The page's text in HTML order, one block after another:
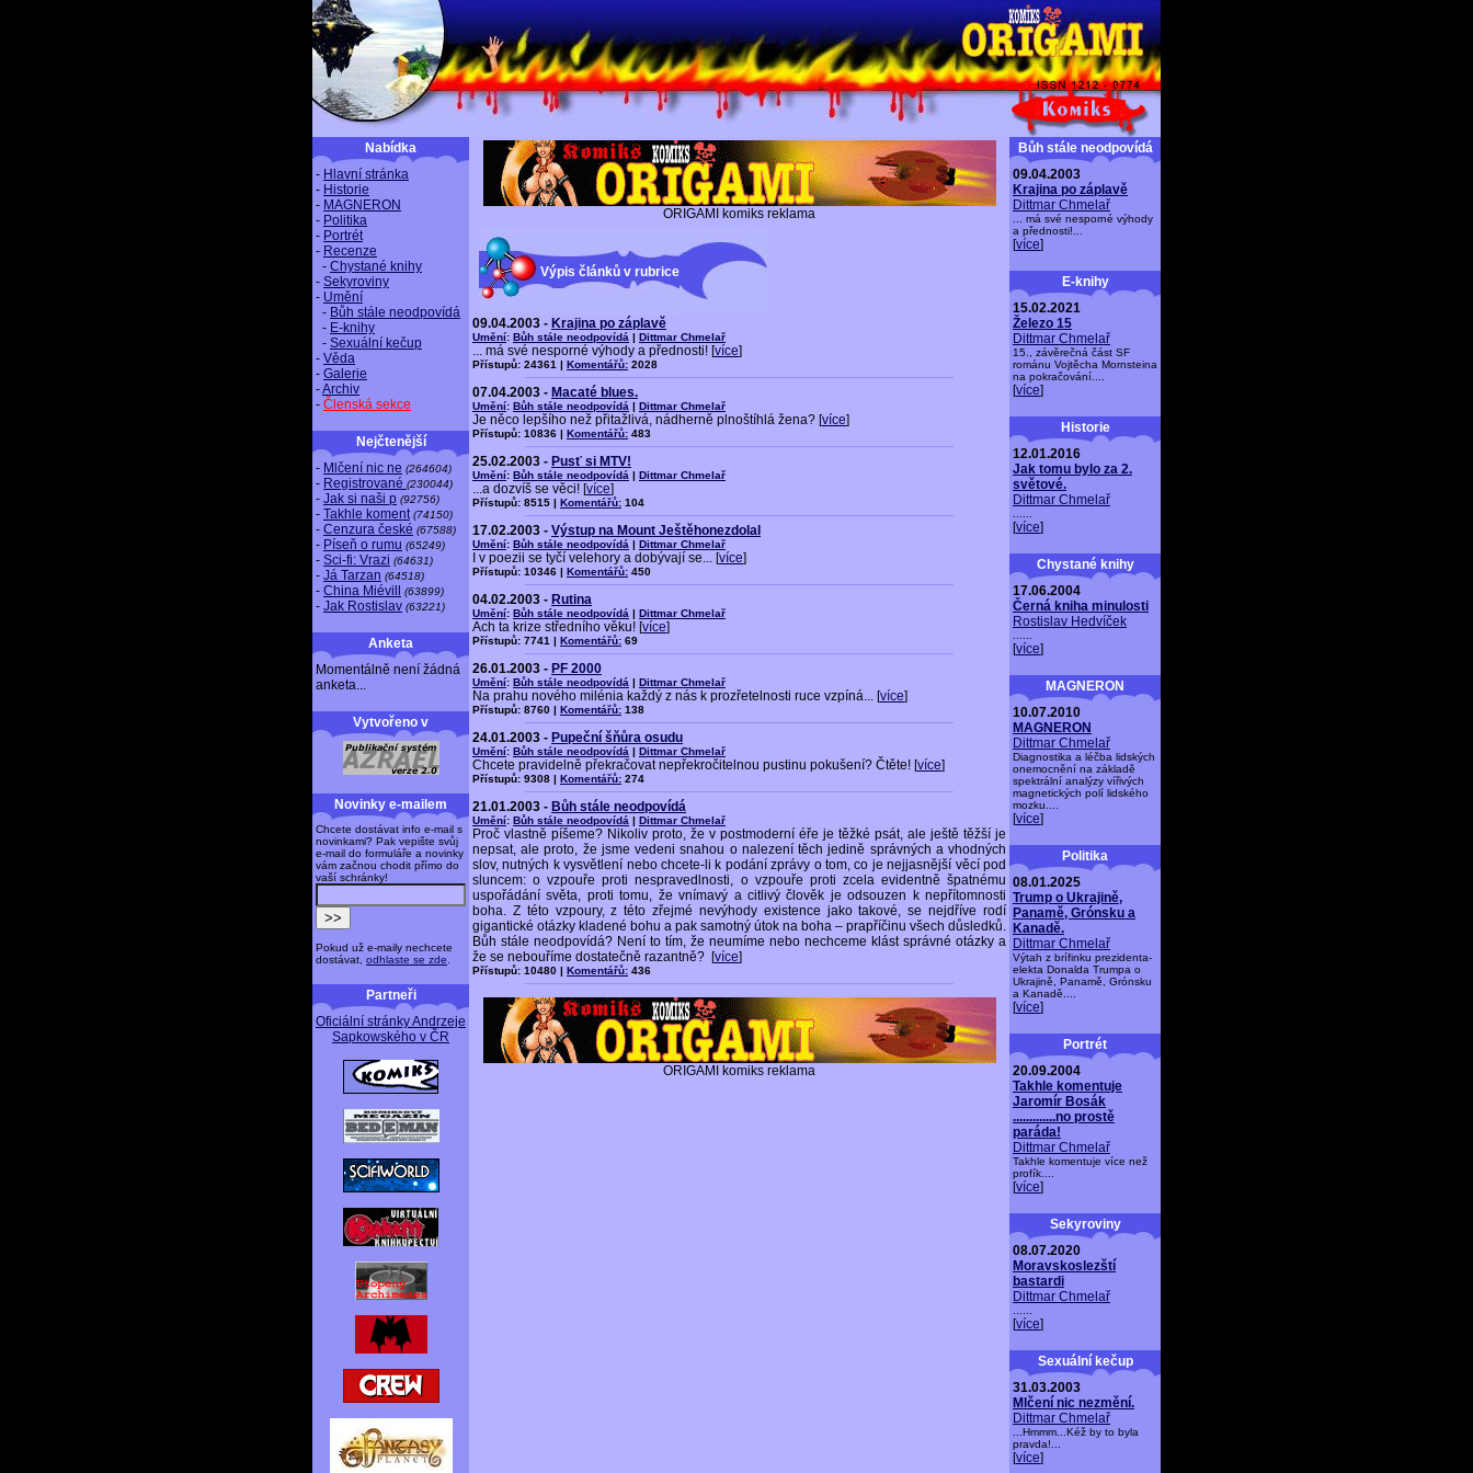
Nabídka
- Hlavní stránka
- Historie
- MAGNERON
- Politika
- Portrét
- Recenze
- Chystané knihy
- Sekyroviny
- Umění
- Bůh stále neodpovídá
- E-knihy
- Sexuální kečup
- Věda
- Galerie
-Archiv
- Členská sekce
Nejčtenější
- Mlčení nic ne (264604)
- Registrované (230044)
- Jak si naši p (92756)
- Takhle koment (74150)
- Cenzura české (67588)
- Píseň o rumu (65249)
- Sci-fi: Vrazi (64631)
- Já Tarzan (64518)
- China Miévill (63899)
- Jak Rostislav (63221)
Anketa
Momentálně není žádná
anketa...
Vytvořeno v
Novinky e-mailem
Chcete dostávat info e-mail s
novinkami? Pak vepište svůj
e-mail do formuláře a novinky
vám začnou chodit přímo do
vaší schránky!
Pokud už e-maily nechcete
dostávat, odhlaste se zde
Partneři
Oficiální stránky Andrzeje
Sapkowského v ČR
ORIGAMI komiks reklama
Výpis článků v rubrice
09.04.2003 - Krajina po záplavě
Umění: Bůh stále neodpovídá | Dittmar Chmelař
... má své nesporné výhody a přednosti! [více]
Přístupů: 24361 | Komentářů: 2028
07.04.2003 - Macaté blues.
Umění: Bůh stále neodpovídá | Dittmar Chmelař
Je něco lepšího než přitažlivá, nádherně plnoštíhlá žena? [více]
Přístupů: 10836 | Komentářů: 483
25.02.2003 - Pusť si MTV!
Umění: Bůh stále neodpovídá | Dittmar Chmelař
...a dozvíš se věci! [více]
Přístupů: 8515 | Komentářů: 104
17.02.2003 - Výstup na Mount Ještěhonezdolal
Umění: Bůh stále neodpovídá | Dittmar Chmelař
I v poezii se tyčí velehory a dobývají se... [více]
Přístupů: 10346 | Komentářů: 450
04.02.2003 - Rutina
Umění: Bůh stále neodpovídá | Dittmar Chmelař
Ach ta krize středního věku! [více]
Přístupů: 7741 | Komentářů: 69
26.01.2003 - PF 2000
Umění: Bůh stále neodpovídá | Dittmar Chmelař
Na prahu nového milénia každý z nás k prozřetelnosti ruce vzpíná... [více]
Přístupů: 8760 | Komentářů: 138
24.01.2003 - Pupeční šňůra osudu
Umění: Bůh stále neodpovídá | Dittmar Chmelař
Chcete pravidelně překračovat nepřekročitelnou pustinu pokušení? Čtěte! [více]
Přístupů: 9308 | Komentářů: 274
21.01.2003 - Bůh stále neodpovídá
Umění: Bůh stále neodpovídá | Dittmar Chmelař
Proč vlastně píšeme? Nikoliv proto, že v postmoderní éře je těžké psát, ale ještě těžší je
nepsat, ale proto, že jsme vedeni snahou o nalezení těch jedině správných a vhodných
slov, nutných k vysvětlení nebo chcete-li k podání zprávy o tom, co je nejjasnější věcí pod
sluncem: o vzpouře proti nespravedlnosti, o vzpouře proti zcela evidentně špatnému
uspořádání světa, proti tomu, že vnímavý a citlivý člověk je odsouzen k nepřítomnosti
boha. Z této vzpoury, z této zřejmé nevýhody existence jako takové, se nejdříve rodí
gigantické otázky kladené bohu a pak samotný útok na boha – prapříčinu všech důsledků.
Bůh stále neodpovídá? Není to tím, že neumíme nebo nechceme klást správné otázky a
že se nebouříme dostatečně razantně? [více]
Přístupů: 10480 | Komentářů: 436
ORIGAMI komiks reklama
Bůh stále neodpovídá
09.04.2003
Krajina po záplavě
Dittmar Chmelař
... má své nesporné výhody
a přednosti!...
[více]
E-knihy
15.02.2021
Železo 15
Dittmar Chmelař
15., závěrečná část SF
románu Vojtěcha Mornsteina
na pokračování....
[více]
Historie
12.01.2016
Jak tomu bylo za 2.
světové.
Dittmar Chmelař
[více]
Chystané knihy
17.06.2004
Černá kniha minulosti
Rostislav Hedvíček
[více]
MAGNERON
10.07.2010
MAGNERON
Dittmar Chmelař
Diagnostika a léčba lidských
onemocnění na základě
spektrální analýzy vířivých
magnetických polí lidského
mozku....
[více]
Politika
08.01.2025
Trump o Ukrajině,
Panamě, Grónsku a
Kanadě.
Dittmar Chmelař
Výtah z brífinku prezidenta-
elekta Donalda Trumpa o
Ukrajině, Panamě, Grónsku
a Kanadě....
[více]
Portrét
20.09.2004
Takhle komentuje
Jaromír Bosák
.............no prostě
paráda!
Dittmar Chmelař
Takhle komentuje více než
profík....
[více]
Sekyroviny
08.07.2020
Moravskoslezští
bastardi
Dittmar Chmelař
[více]
Sexuální kečup
31.03.2003
Mlčení nic nezmění.
Dittmar Chmelař
...Hmmm...Kéž by to byla
pravda!...
[více]